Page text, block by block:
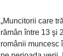
„Muncitorii care
rămân între 13 şi
românii muncesc